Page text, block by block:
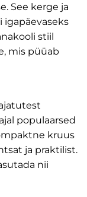
See kerge ja
igapäevaseks
stiil
mis püüab
populaarsed
kruus
ja praktilist.
nii